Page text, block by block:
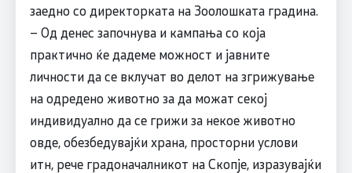
заедно со директорката на Зоолошката градина.
– Од денес започнува и кампања со која
практично ќе дадеме можност и јавните
личности да се вклучат во делот на згрижување
на одредено животно за да можат секој
индивидуално да се грижи за некое животно
овде, обезбедувајќи храна, просторни услови
итн, рече градоначалникот на Скопје, изразувајќи